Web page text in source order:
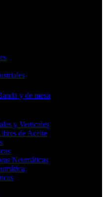
y de mesa
y Verticales
de Aceite
Neumáticas